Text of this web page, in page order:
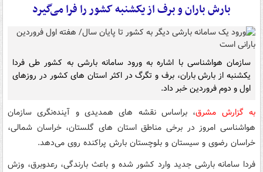
بارش باران و برف از یکشنبه کشور را فرا می‌گیرد
سازمان هواشناسی با اشاره به ورود سامانه بارشی به کشور طی فردا
یکشنبه از بارش باران، برف و تگرگ در اکثر استان های کشور در روزهای
اول و دوم فروردین خبر داد.
به گزارش مشرق، براساس نقشه های همدیدی و آینده‌نگری سازمان
هواشناسی امروز در برخی مناطق استان های گلستان، خراسان شمالی،
خراسان رضوی و سیستان و بلوچستان بارش پراکنده روی می‌دهد.
فردا سامانه بارشی جدید وارد کشور شده و باعث بارندگی، رعدوبرق، وزش